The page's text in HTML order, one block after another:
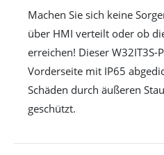
Machen Sie sich keine
über HMI verteilt oder ob
erreichen! Dieser W32IT3S-
Vorderseite mit IP65
Schäden durch äußeren
geschützt.